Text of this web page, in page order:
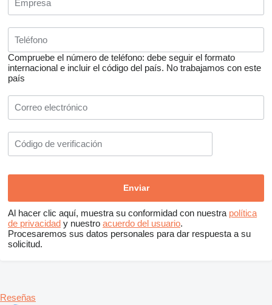
Compruebe el número de teléfono: debe seguir el formato
internacional e incluir el código del país. No trabajamos con este
país
Al hacer clic aquí, muestra su conformidad con nuestra política
de privacidad y nuestro acuerdo del usuario.
Procesaremos sus datos personales para dar respuesta a su
solicitud.
Reseñas